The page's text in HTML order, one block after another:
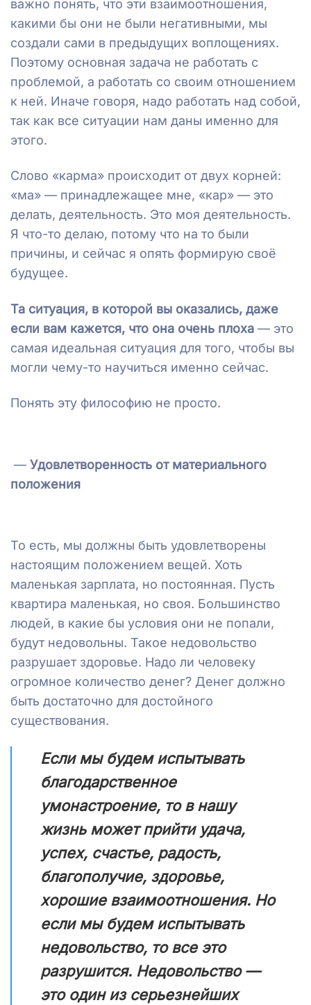
важно понять, что эти взаимоотношения,
какими бы они не были негативными, мы
создали сами в предыдущих воплощениях.
Поэтому основная задача не работать с
проблемой, а работать со своим отношением
к ней. Иначе говоря, надо работать над собой,
так как все ситуации нам даны именно для
этого.
Слово «карма» происходит от двух корней:
«ма» — принадлежащее мне, «кар» — это
делать, деятельность. Это моя деятельность.
Я что-то делаю, потому что на то были
причины, и сейчас я опять формирую своё
будущее.
Та ситуация, в которой вы оказались, даже
если вам кажется, что она очень плоха — это
самая идеальная ситуация для того, чтобы вы
могли чему-то научиться именно сейчас.
Понять эту философию не просто.
— Удовлетворенность от материального
положения
То есть, мы должны быть удовлетворены
настоящим положением вещей. Хоть
маленькая зарплата, но постоянная. Пусть
квартира маленькая, но своя. Большинство
людей, в какие бы условия они не попали,
будут недовольны. Такое недовольство
разрушает здоровье. Надо ли человеку
огромное количество денег? Денег должно
быть достаточно для достойного
существования.
Если мы будем испытывать
благодарственное
умонастроение, то в нашу
жизнь может прийти удача,
успех, счастье, радость,
благополучие, здоровье,
хорошие взаимоотношения. Но
если мы будем испытывать
недовольство, то все это
разрушится. Недовольство —
это один из серьезнейших